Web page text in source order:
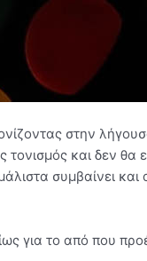
στην
και δεν θα
συμβαίνει και
για το από που